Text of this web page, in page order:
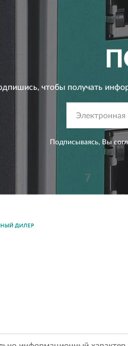
чтобы получать
Подписываясь, Вы